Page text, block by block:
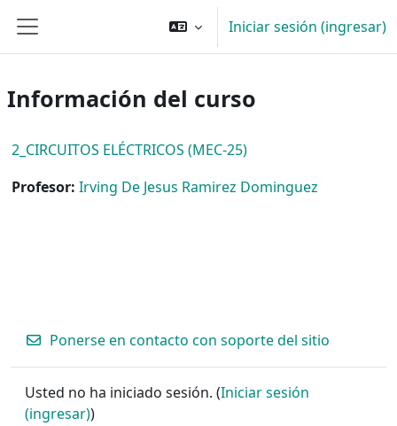
Pánel lateral
Iniciar sesión (ingresar)
Información del curso
2_CIRCUITOS ELÉCTRICOS (MEC-25)
Profesor: Irving De Jesus Ramirez Dominguez
Ponerse en contacto con soporte del sitio
Usted no ha iniciado sesión. (Iniciar sesión
(ingresar))